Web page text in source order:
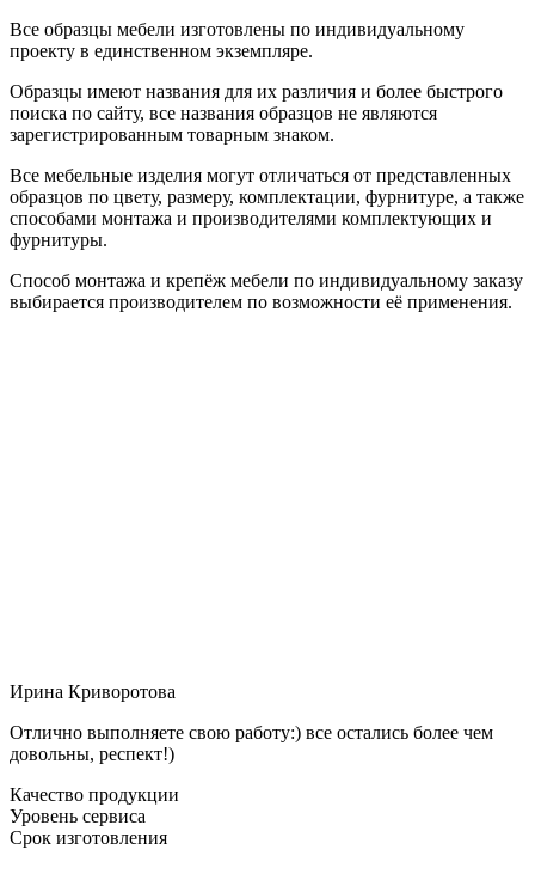
Все образцы мебели изготовлены по индивидуальному
проекту в единственном экземпляре.
Образцы имеют названия для их различия и более быстрого
поиска по сайту, все названия образцов не являются
зарегистрированным товарным знаком.
Все мебельные изделия могут отличаться от представленных
образцов по цвету, размеру, комплектации, фурнитуре, а также
способами монтажа и производителями комплектующих и
фурнитуры.
Способ монтажа и крепёж мебели по индивидуальному заказу
выбирается производителем по возможности её применения.
Ирина Криворотова
Отлично выполняете свою работу:) все остались более чем
довольны, респект!)
Качество продукции
Уровень сервиса
Срок изготовления